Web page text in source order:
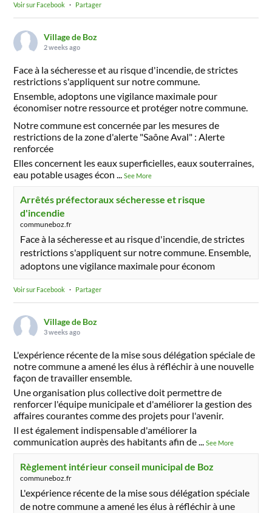
Voir sur Facebook · Partager
Village de Boz
2 weeks ago
Face à la sécheresse et au risque d'incendie, de strictes
restrictions s'appliquent sur notre commune.
Ensemble, adoptons une vigilance maximale pour
économiser notre ressource et protéger notre commune.
Notre commune est concernée par les mesures de
restrictions de la zone d'alerte "Saône Aval" : Alerte
renforcée
Elles concernent les eaux superficielles, eaux souterraines,
eau potable usages écon ...See More
Arrêtés préfectoraux sécheresse et risque
d'incendie
communeboz.fr
Face à la sécheresse et au risque d'incendie, de strictes
restrictions s'appliquent sur notre commune. Ensemble,
adoptons une vigilance maximale pour économ
Voir sur Facebook · Partager
Village de Boz
3 weeks ago
L'expérience récente de la mise sous délégation spéciale de
notre commune a amené les élus à réfléchir à une nouvelle
façon de travailler ensemble.
Une organisation plus collective doit permettre de
renforcer l'équipe municipale et d'améliorer la gestion des
affaires courantes comme des projets pour l'avenir.
Il est également indispensable d'améliorer la
communication auprès des habitants afin de...See More
Règlement intérieur conseil municipal de Boz
communeboz.fr
L'expérience récente de la mise sous délégation spéciale
de notre commune a amené les élus à réfléchir à une